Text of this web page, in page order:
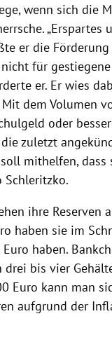
wenn sich die
er die
für
er. Er wies
dem Volumen
oder
zuletzt
mithelfen,
Schleritzko.
ihre Reserven
haben sie im
haben.
bis vier
Euro kann man
aufgrund der